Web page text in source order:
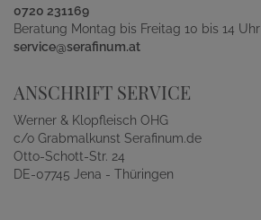
0720 231169
Beratung Montag bis Freitag 10 bis 14 Uhr
service@serafinum.at
ANSCHRIFT SERVICE
Werner & Klopfleisch OHG
c/o Grabmalkunst Serafinum.de
Otto-Schott-Str. 24
DE-07745 Jena - Thüringen